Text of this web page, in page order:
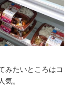
みたいところはコ
気。